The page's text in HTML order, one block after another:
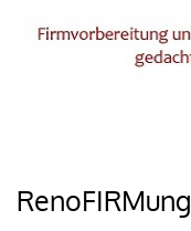
RenoFIRMung